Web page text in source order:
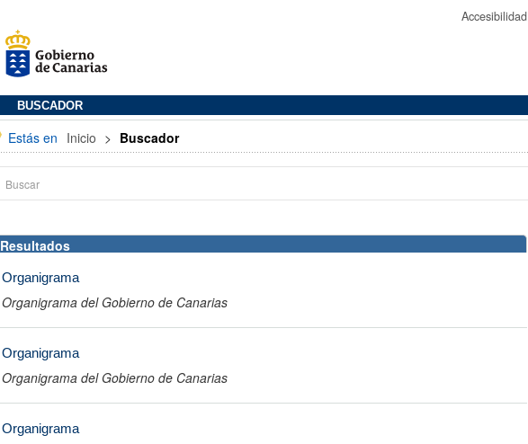
Accesibilidad
BUSCADOR
Estás en Inicio > Buscador
Resultados
Organigrama
Organigrama del Gobierno de Canarias
Organigrama
Organigrama del Gobierno de Canarias
Organigrama